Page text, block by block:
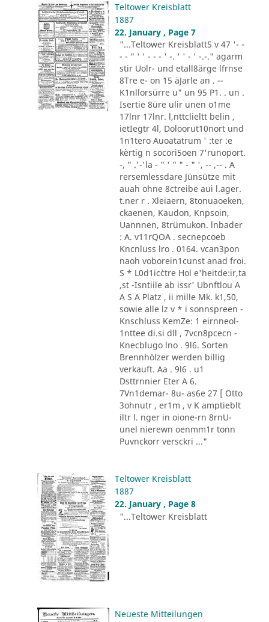
Teltower Kreisblatt
1887
22. January , Page 7
"...Teltower KreisblattS v 47 '- -
- - " ' ' - - - ' -. ' ' - ' -.-." agarm
stir Uolr- und etall8ärge lfrnse
8Tre e- on 15 äJarle an . --
K1nllorsürre u" un 95 P1. . un .
Isertie 8üre ulir unen o1me
17lnr 17lnr. l,nttclieltt belin ,
ietIegtr 4l, Doloorut10nort und
1n1tero Auoatatrum ' :ter :e
kèrtig n socori5oen 7'runoport.
-, " .'-'la - " ' " " - " ', -- ,-- . A
rersemlessdare Jünsütze mit
auah ohne 8ctreibe aui l.ager.
t.ner r . Xleiaern, 8tonuaoeken,
ckaenen, Kaudon, Knpsoin,
Uannnen, 8trümukon. lnbader
: A. v11rQOA . secnepcoeb
Kncnluss lro . 0164. vcan3pon
naoh voborein1cunst anad froi.
S * L0d1ic´ctre Hol e'heitde:ir,ta
,st -Isntiile ab issr' Ubnftlou A
A S A Platz , ii mille Mk. k1,50,
sowie alle lz v * i sonnspreen -
Knschluss KemZe: 1 eirnneol-
1nttee di.si dll , 7vcn8pcecn -
Knecblugo lno . 9l6. Sorten
Brennhölzer werden billig
verkauft. Aa . 9l6 . u1
Dsttrnnier Eter A 6.
7Vn1demar- 8u- as6e 27 [ Otto
3ohnutr , er1m , v K amptieblt
iltr l. nger in oione-rn 8rnU-
unel nierewn oenmm1r tonn
Puvnckorr versckri ..."
Teltower Kreisblatt
1887
22. January , Page 8
"...Teltower Kreisblatt
Neueste Mitteilungen